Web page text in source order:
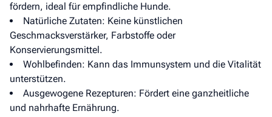
fördern, ideal für empfindliche Hunde.
Natürliche Zutaten: Keine künstlichen
Geschmacksverstärker, Farbstoffe oder
Konservierungsmittel.
Wohlbefinden: Kann das Immunsystem und die Vitalität
unterstützen.
Ausgewogene Rezepturen: Fördert eine ganzheitliche
und nahrhafte Ernährung.